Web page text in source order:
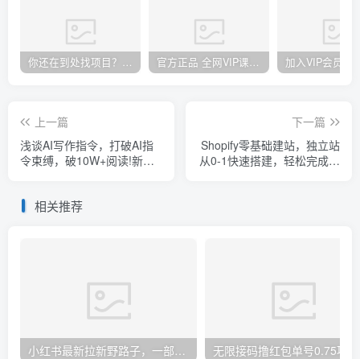
你还在到处找项目？还在当韭菜？我却靠卖项目一个月赚5万，曾经我也和你一样懵懂。 官方正品 全网VIP课程 无损下载~
上一篇
浅谈AI写作指令，打破AI指
令束缚，破10W+阅读!新手
下一篇
Shopify零基础建站，独立站
从0-1快速搭建，轻松完成独
相关推荐
小红书最新拉新野路子，一部手机即可操作，一单15块，做得好日入2000+